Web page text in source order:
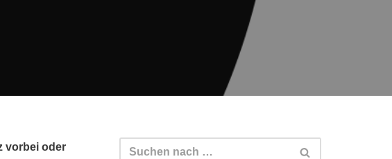
vorbei oder